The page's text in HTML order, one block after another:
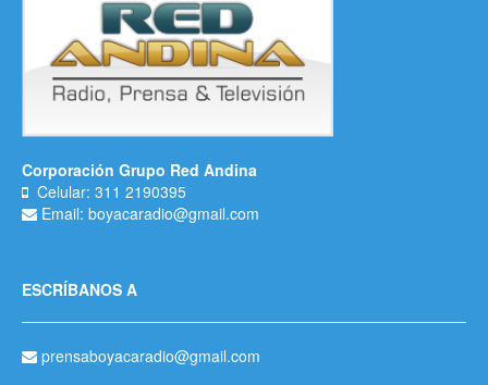
Corporación Grupo Red Andina
Celular: 311 2190395
Email: boyacaradio@gmail.com
ESCRÍBANOS A
prensaboyacaradio@gmail.com